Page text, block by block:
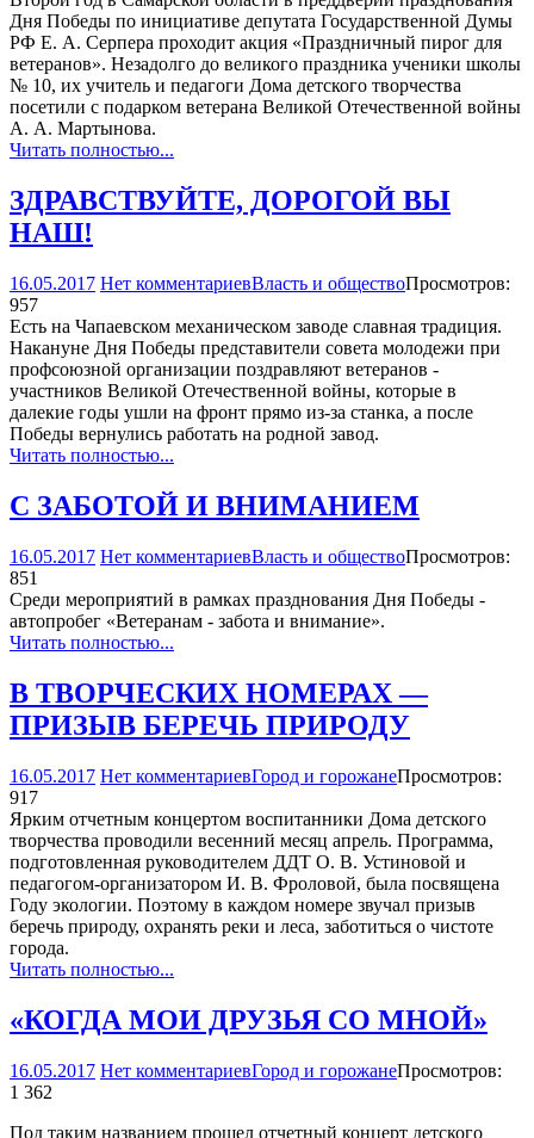
Дня Победы по инициативе депутата Государственной Думы
РФ Е. А. Серпера проходит акция «Праздничный пирог для
ветеранов». Незадолго до великого праздника ученики школы
№ 10, их учитель и педагоги Дома детского творчества
посетили с подарком ветерана Великой Отечественной войны
А. А. Мартынова.
Читать полностью...
ЗДРАВСТВУЙТЕ, ДОРОГОЙ ВЫ
НАШ!
16.05.2017 Нет комментариевВласть и обществоПросмотров:
957
Есть на Чапаевском механическом заводе славная традиция.
Накануне Дня Победы представители совета молодежи при
профсоюзной организации поздравляют ветеранов -
участников Великой Отечественной войны, которые в
далекие годы ушли на фронт прямо из-за станка, а после
Победы вернулись работать на родной завод.
Читать полностью...
С ЗАБОТОЙ И ВНИМАНИЕМ
16.05.2017 Нет комментариевВласть и обществоПросмотров:
851
Среди мероприятий в рамках празднования Дня Победы -
автопробег «Ветеранам - забота и внимание».
Читать полностью...
В ТВОРЧЕСКИХ НОМЕРАХ —
ПРИЗЫВ БЕРЕЧЬ ПРИРОДУ
16.05.2017 Нет комментариевГород и горожанеПросмотров:
917
Ярким отчетным концертом воспитанники Дома детского
творчества проводили весенний месяц апрель. Программа,
подготовленная руководителем ДДТ О. В. Устиновой и
педагогом-организатором И. В. Фроловой, была посвящена
Году экологии. Поэтому в каждом номере звучал призыв
беречь природу, охранять реки и леса, заботиться о чистоте
города.
Читать полностью...
«КОГДА МОИ ДРУЗЬЯ СО МНОЙ»
16.05.2017 Нет комментариевГород и горожанеПросмотров:
1 362
Под таким названием прошел отчетный концерт детского